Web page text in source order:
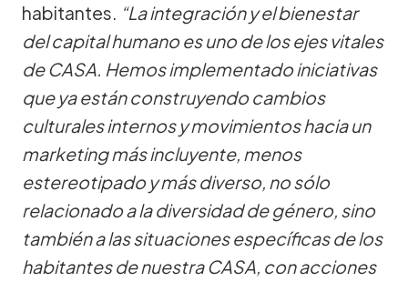
habitantes. “La integración y el bienestar
del capital humano es uno de los ejes vitales
de CASA. Hemos implementado iniciativas
que ya están construyendo cambios
culturales internos y movimientos hacia un
marketing más incluyente, menos
estereotipado y más diverso, no sólo
relacionado a la diversidad de género, sino
también a las situaciones específicas de los
habitantes de nuestra CASA, con acciones